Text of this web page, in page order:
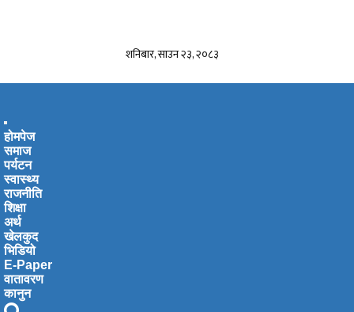
शनिबार, साउन २३, २०८३
Toggle
navigation
होमपेज
समाज
पर्यटन
स्वास्थ्य
राजनीति
शिक्षा
अर्थ
खेलकुद
भिडियो
E-Paper
वातावरण
कानुन